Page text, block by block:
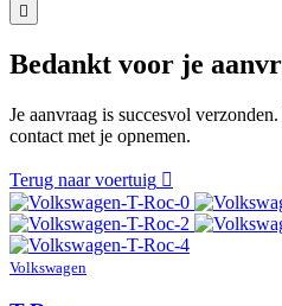
Bedankt voor je
Je aanvraag is succesvol
contact met je opnemen.
Terug naar voertuig
Volkswagen